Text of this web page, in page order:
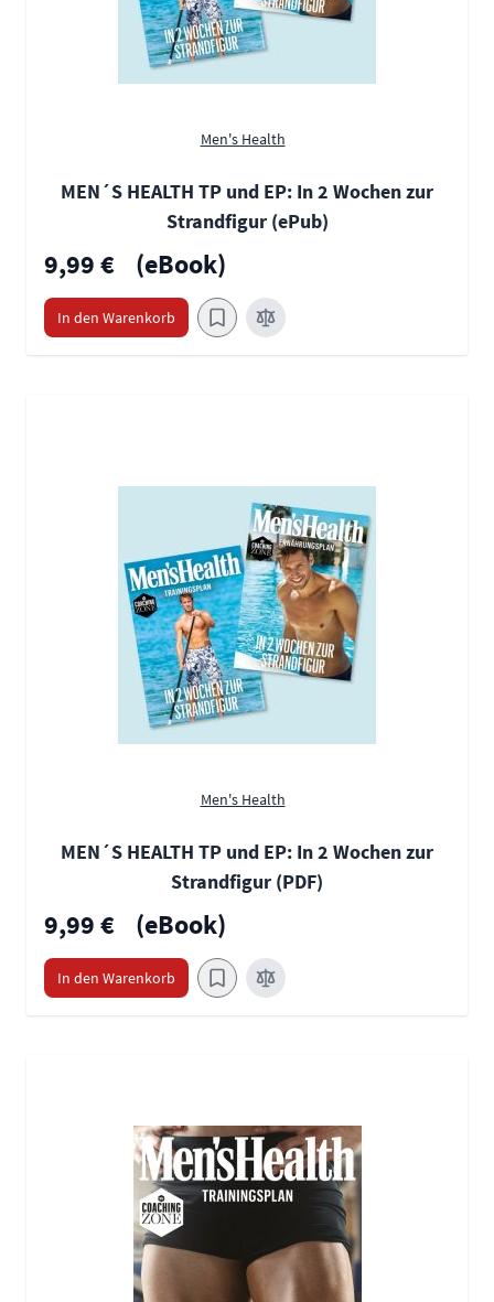
Men's Health
MEN´S HEALTH TP und EP: In 2 Wochen zur
Strandfigur (ePub)
9,99 € (eBook)
In den Warenkorb
Men's Health
MEN´S HEALTH TP und EP: In 2 Wochen zur
Strandfigur (PDF)
9,99 € (eBook)
In den Warenkorb